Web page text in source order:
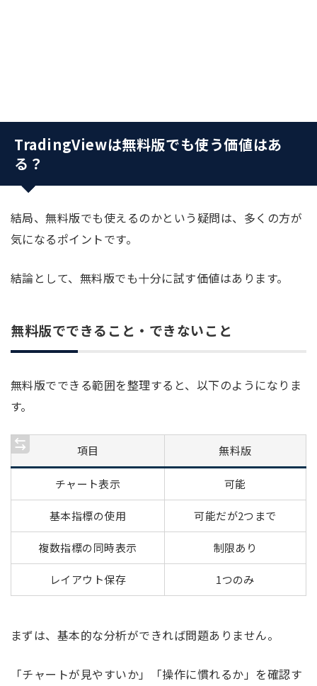
TradingViewは無料版でも使う価値はあ
る？
結局、無料版でも使えるのかという疑問は、多くの方が
気になるポイントです。
結論として、無料版でも十分に試す価値はあります。
無料版でできること・できないこと
無料版でできる範囲を整理すると、以下のようになりま
す。
項目 無料版
チャート表示 可能
基本指標の使用 可能だが2つまで
複数指標の同時表示 制限あり
レイアウト保存 1つのみ
まずは、基本的な分析ができれば問題ありません。
「チャートが見やすいか」「操作に慣れるか」を確認す